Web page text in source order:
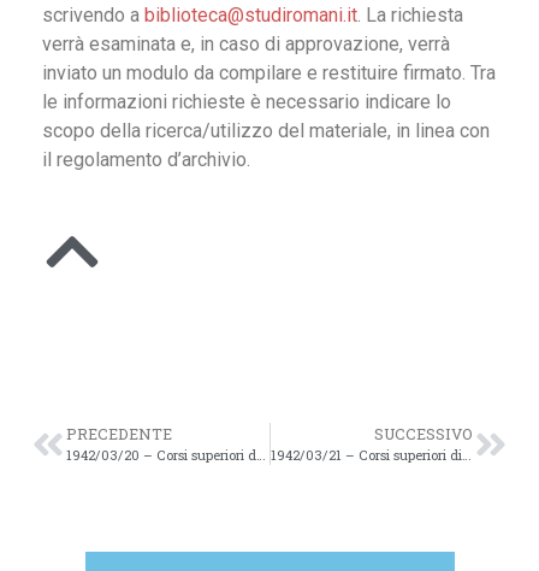
scrivendo a biblioteca@studiromani.it. La richiesta
verrà esaminata e, in caso di approvazione, verrà
inviato un modulo da compilare e restituire firmato. Tra
le informazioni richieste è necessario indicare lo
scopo della ricerca/utilizzo del materiale, in linea con
il regolamento d’archivio.
PRECEDENTE
1942/03/20 – Corsi superiori di Sudi Romani. Anno Accademico 1941-1942 – 102
SUCCESSIVO
1942/03/21 – Corsi superiori di Sudi Romani. Anno Accademico 1941-1942 – 103